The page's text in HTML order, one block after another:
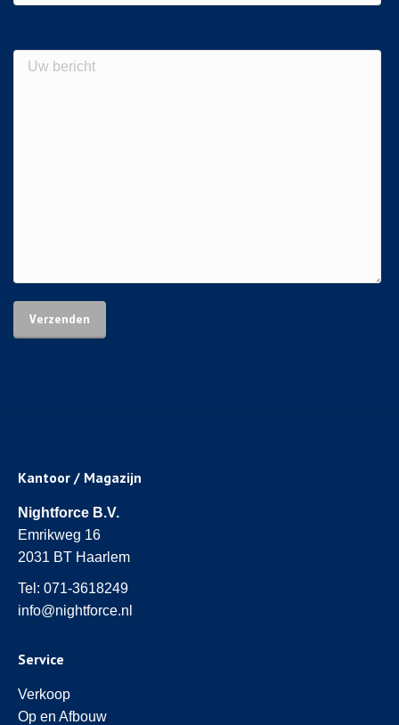
Kantoor / Magazijn
Nightforce B.V.
Emrikweg 16
2031 BT Haarlem
Tel: 071-3618249
info@nightforce.nl
Service
Verkoop
Op en Afbouw